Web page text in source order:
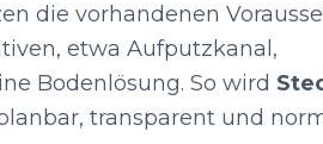
die vorhandenen
etwa Aufputzkanal,
Bodenlösung. So wird
transparent und